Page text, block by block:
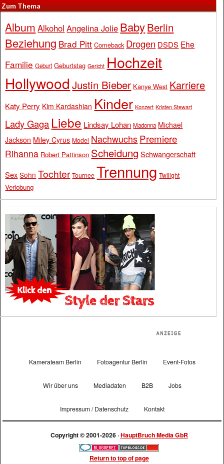
Zum Thema
Album Alkohol Angelina Jolie BabyBerlin
Beziehung Brad Pitt Comeback Drogen DSDS Ehe
Familie Geburt Geburtstag Gericht Hochzeit
Hollywood Justin Bieber Kanye West Karriere
Katy Perry Kim Kardashian Kinder Konzert Kristen Stewart
Lady Gaga Liebe Lindsay Lohan Madonna Michael
Jackson Miley Cyrus Model Nachwuchs Premiere
Rihanna Robert Pattinson Scheidung Schwangerschaft
Sex Sohn Tochter Tournee Trennung Twilight
Verlobung
Kamerateam Berlin Fotoagentur Berlin Event-Fotos
Wir über uns Mediadaten B2B Jobs
Impressum / Datenschutz Kontakt
Copyright © 2001-2026 ·HauptBruch Media GbR
Return to top of page